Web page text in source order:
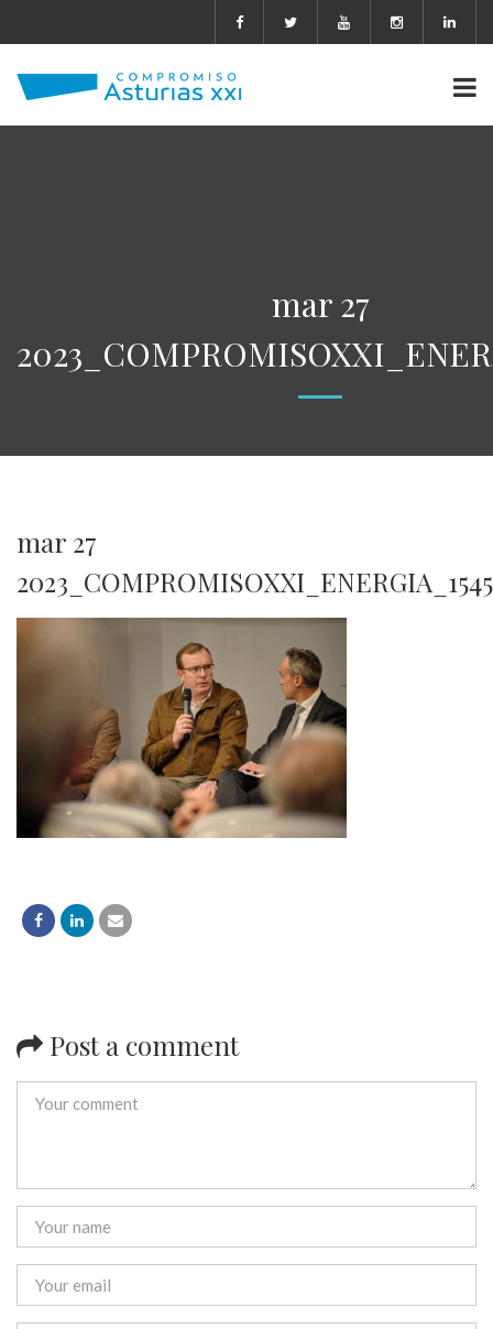
mar 27
mar 27
2023_COMPROMISOXXI_ENERGIA_1545
Post a comment